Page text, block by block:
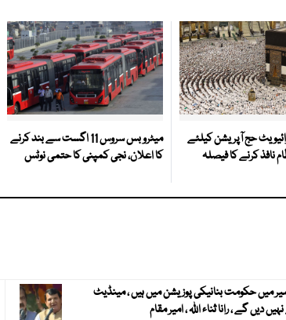
پرائیویٹ حج آپریشن کیلئے
نافذ کرنے کا فیصلہ
میٹرو بس سروس 11 اگست سے بند کرنے
کا اعلان، نجی کمپنی کا حتمی نوٹس
میں حکومت بنانیکی پوزیشن میں ہیں ، مینڈیٹ
دیں گے ، رانا ثناء اللہ ، امیر مقام